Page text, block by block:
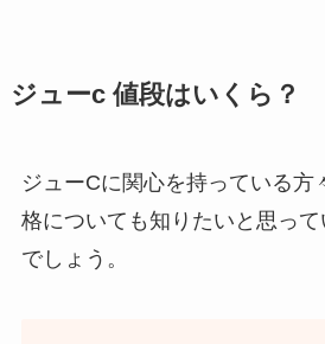
ジューc 値段はいくら？
ジューCに関心を持っている方
格についても知りたいと思っ
でしょう。